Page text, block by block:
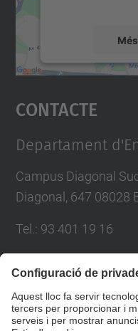
powered by
Contacte
Departament
Campus Diagonal
Diagonal, 647 08028
Tel.: 93 401 19 16
Directori UPC
Formulari de